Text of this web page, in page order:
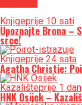
Knjigeprije 10 sati
Upoznajte Brona –
srce!
Knjigeprije 24 sata
Agatha Christie:
Kazališteprije 1 dan
HNK Osijek –